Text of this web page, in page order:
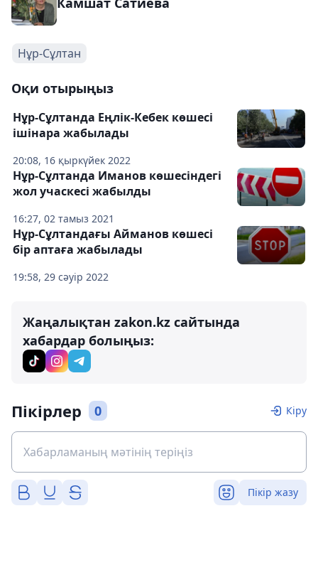
Нұр-Сұлтан
Оқи отырыңыз
20:08, 16 қыркүйек 2022
Нұр-Сұлтанда Еңлік-Кебек көшесі
ішінара жабылады
16:27, 02 тамыз 2021
Нұр-Сұлтанда Иманов көшесіндегі
жол учаскесі жабылды
19:58, 29 сәуір 2022
Нұр-Сұлтандағы Айманов көшесі
бір аптаға жабылады
Жаңалықтан zakon.kz сайтында
хабардар болыңыз:
Пікірлер 0 Кіру
Пікір жазу